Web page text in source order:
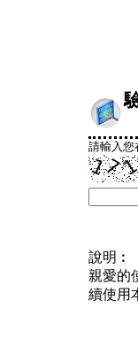
請輸入您
說明︰
親愛的
續使用